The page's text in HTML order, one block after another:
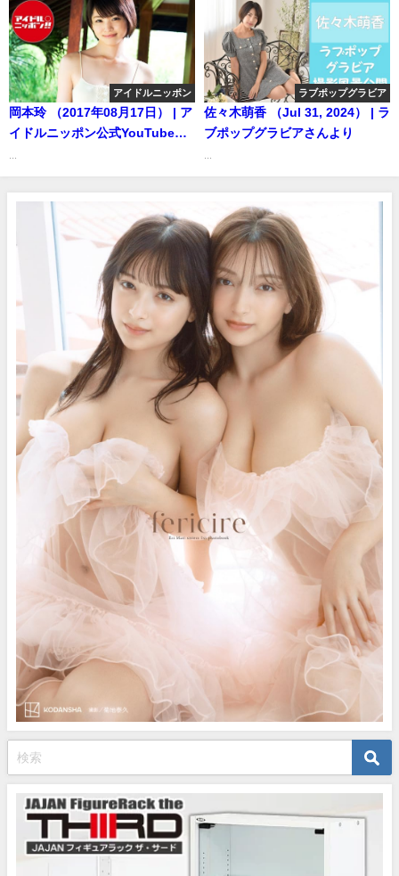
アイドルニッポン
岡本玲 （2017年08月17日） | ア
イドルニッポン公式YouTubeチ
ラブポップグラビア
佐々木萌香 （Jul 31, 2024） | ラ
ブポップグラビアさんより